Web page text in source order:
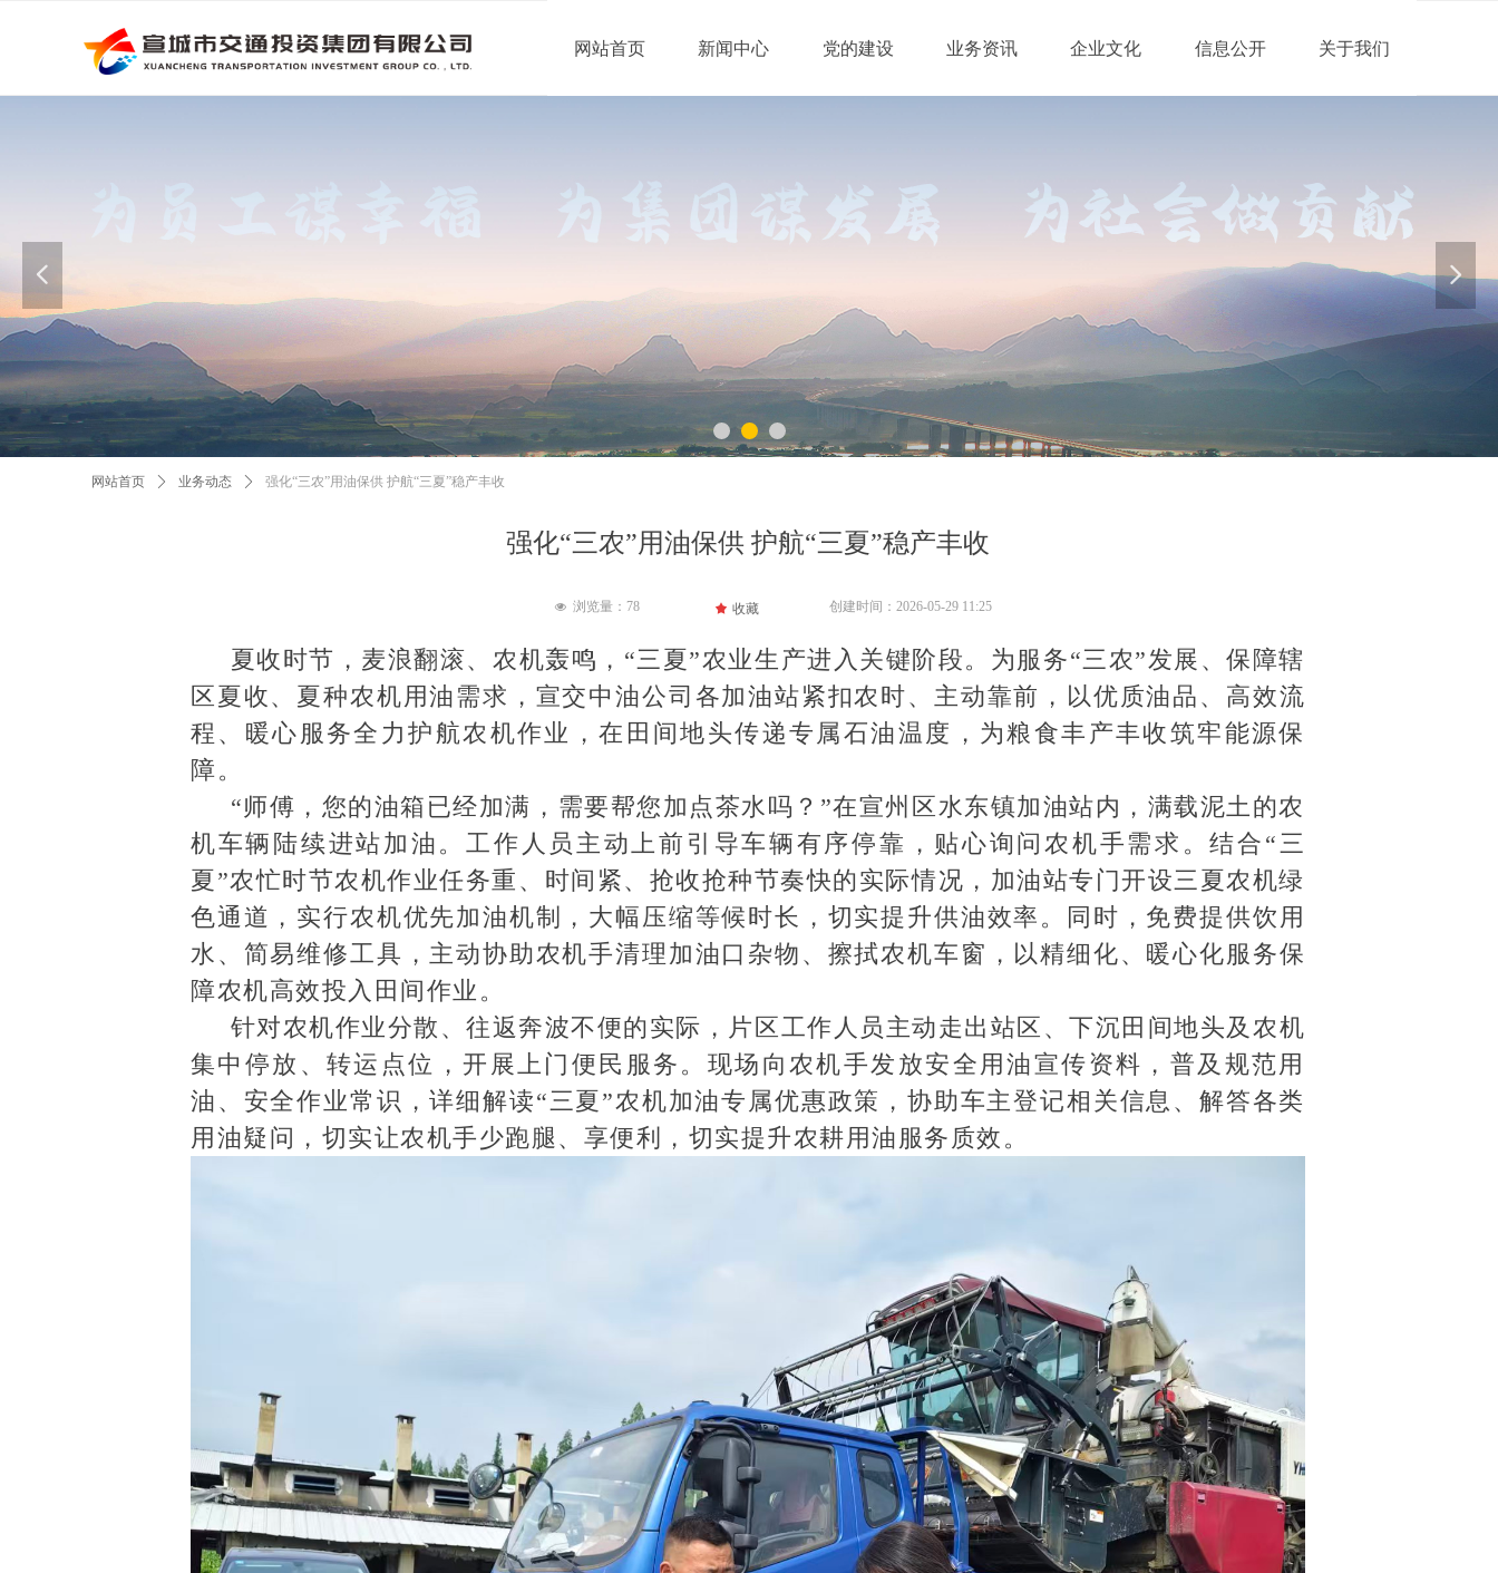
넳 넲
网站首页 新闻中心 党的建设 业务资讯 企业文化 信息公开 关于我们
强化“三农”用油保供 护航“三夏”稳产丰收
夏收时节，麦浪翻滚、农机轰鸣，“三夏”农业生产进入关键阶段。为服务“三农”发展、保障辖
区夏收、夏种农机用油需求，宣交中油公司各加油站紧扣农时、主动靠前，以优质油品、高效流
程、暖心服务全力护航农机作业，在田间地头传递专属石油温度，为粮食丰产丰收筑牢能源保
障。
“师傅，您的油箱已经加满，需要帮您加点茶水吗？”在宣州区水东镇加油站内，满载泥土的农
机车辆陆续进站加油。工作人员主动上前引导车辆有序停靠，贴心询问农机手需求。结合“三
夏”农忙时节农机作业任务重、时间紧、抢收抢种节奏快的实际情况，加油站专门开设三夏农机绿
色通道，实行农机优先加油机制，大幅压缩等候时长，切实提升供油效率。同时，免费提供饮用
水、简易维修工具，主动协助农机手清理加油口杂物、擦拭农机车窗，以精细化、暖心化服务保
障农机高效投入田间作业。
针对农机作业分散、往返奔波不便的实际，片区工作人员主动走出站区、下沉田间地头及农机
集中停放、转运点位，开展上门便民服务。现场向农机手发放安全用油宣传资料，普及规范用
油、安全作业常识，详细解读“三夏”农机加油专属优惠政策，协助车主登记相关信息、解答各类
用油疑问，切实让农机手少跑腿、享便利，切实提升农耕用油服务质效。
网站首页 ꄲ 业务动态 ꄲ 强化“三农”用油保供 护航“三夏”稳产丰收
创建时间： 2026-05-29 11:25
끄 收藏
넶 浏览量： 78